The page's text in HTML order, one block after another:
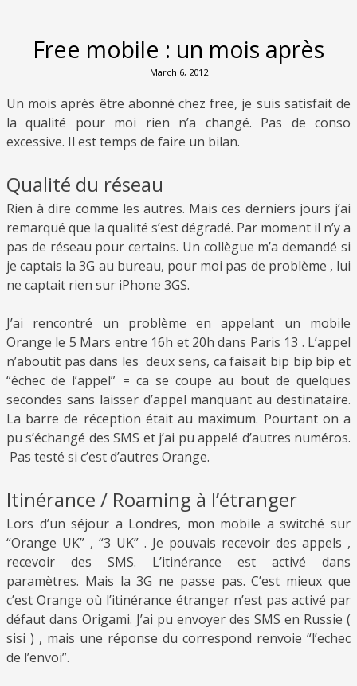
Free mobile : un mois après
March 6, 2012
Un mois après être abonné chez free, je suis satisfait de
la qualité pour moi rien n’a changé. Pas de conso
excessive. Il est temps de faire un bilan.
Qualité du réseau
Rien à dire comme les autres. Mais ces derniers jours j’ai
remarqué que la qualité s’est dégradé. Par moment il n’y a
pas de réseau pour certains. Un collègue m’a demandé si
je captais la 3G au bureau, pour moi pas de problème , lui
ne captait rien sur iPhone 3GS.
J’ai rencontré un problème en appelant un mobile
Orange le 5 Mars entre 16h et 20h dans Paris 13 . L’appel
n’aboutit pas dans les deux sens, ca faisait bip bip bip et
“échec de l’appel” = ca se coupe au bout de quelques
secondes sans laisser d’appel manquant au destinataire.
La barre de réception était au maximum. Pourtant on a
pu s’échangé des SMS et j’ai pu appelé d’autres numéros.
Pas testé si c’est d’autres Orange.
Itinérance / Roaming à l’étranger
Lors d’un séjour a Londres, mon mobile a switché sur
“Orange UK” , “3 UK” . Je pouvais recevoir des appels ,
recevoir des SMS. L’itinérance est activé dans
paramètres. Mais la 3G ne passe pas. C’est mieux que
c’est Orange où l’itinérance étranger n’est pas activé par
défaut dans Origami. J’ai pu envoyer des SMS en Russie (
sisi ) , mais une réponse du correspond renvoie “l’echec
de l’envoi”.